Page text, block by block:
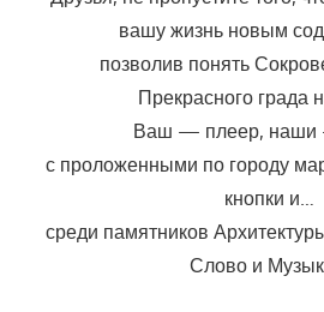
вашу жизнь новым
позволив понять
Прекрасного града
Ваш — плеер, наши
с проложенными по городу
кнопки и…
среди памятников
Слово и